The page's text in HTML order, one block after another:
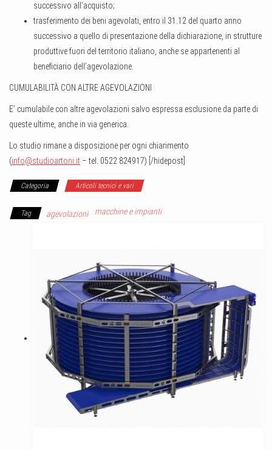
successivo all’acquisto;
trasferimento dei beni agevolati, entro il 31.12 del quarto anno
successivo a quello di presentazione della dichiarazione, in strutture
produttive fuori del territorio italiano, anche se appartenenti al
beneficiario dell’agevolazione.
CUMULABILITÀ CON ALTRE AGEVOLAZIONI
E’ cumulabile con altre agevolazioni salvo espressa esclusione da parte di
queste ultime, anche in via generica.
Lo studio rimane a disposizione per ogni chiarimento
(info@studioartoni.it – tel. 0522 824917) [/hidepost]
Categoria Articoli tecnici e vari
Tag agevolazioni macchine e impianti